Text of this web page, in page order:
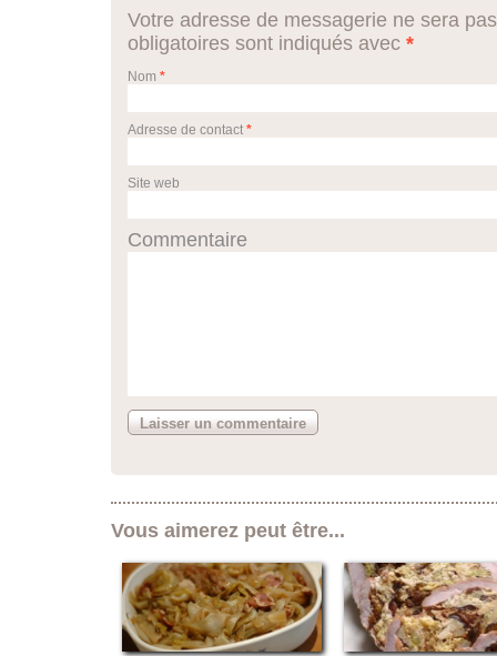
Votre adresse de messagerie ne sera
obligatoires sont indiqués avec *
Nom *
Adresse de contact *
Site web
Commentaire
Vous aimerez peut être...